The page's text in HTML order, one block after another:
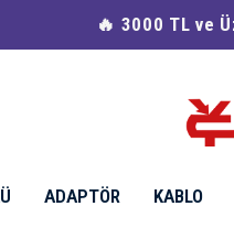
🔥 3000 TL ve
ADAPTÖR KABLO